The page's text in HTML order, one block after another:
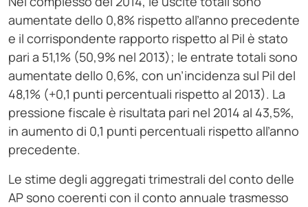
aumentate dello 0,8% rispetto all’anno precedente
e il corrispondente rapporto rispetto al Pil è stato
pari a 51,1% (50,9% nel 2013); le entrate totali sono
aumentate dello 0,6%, con un’incidenza sul Pil del
48,1% (+0,1 punti percentuali rispetto al 2013). La
pressione fiscale è risultata pari nel 2014 al 43,5%,
in aumento di 0,1 punti percentuali rispetto all’anno
precedente.
Le stime degli aggregati trimestrali del conto delle
AP sono coerenti con il conto annuale trasmesso